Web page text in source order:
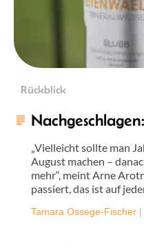
Rückblick
„Vielleicht sollte man
August machen –
mehr“, meint Arne
passiert, das ist auf
Tamara Ossege-Fischer |